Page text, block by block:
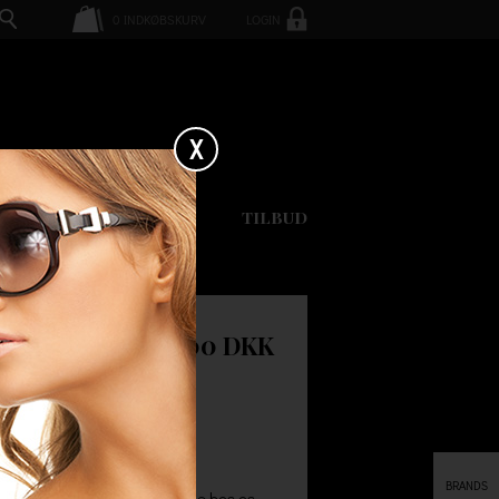
GAVEKORT TILBUD
700.00 DKK
BRANDS
X